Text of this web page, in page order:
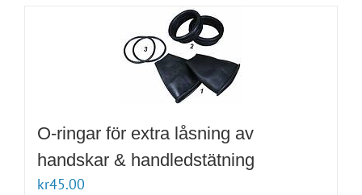
O-ringar för extra låsning av
handskar & handledstätning
kr45.00